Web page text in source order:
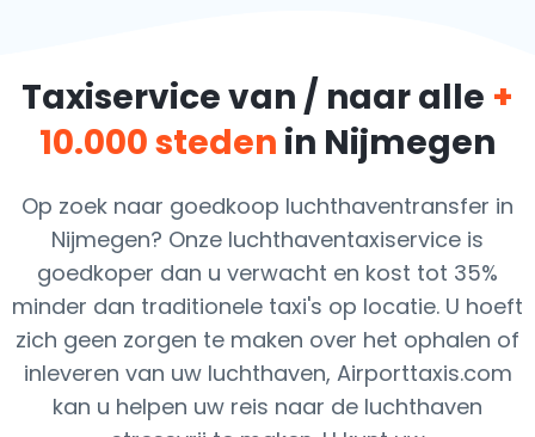
Taxiservice van / naar alle +
10.000 steden in Nijmegen
Op zoek naar goedkoop luchthaventransfer in
Nijmegen? Onze luchthaventaxiservice is
goedkoper dan u verwacht en kost tot 35%
minder dan traditionele taxi's op locatie. U hoeft
zich geen zorgen te maken over het ophalen of
inleveren van uw luchthaven, Airporttaxis.com
kan u helpen uw reis naar de luchthaven